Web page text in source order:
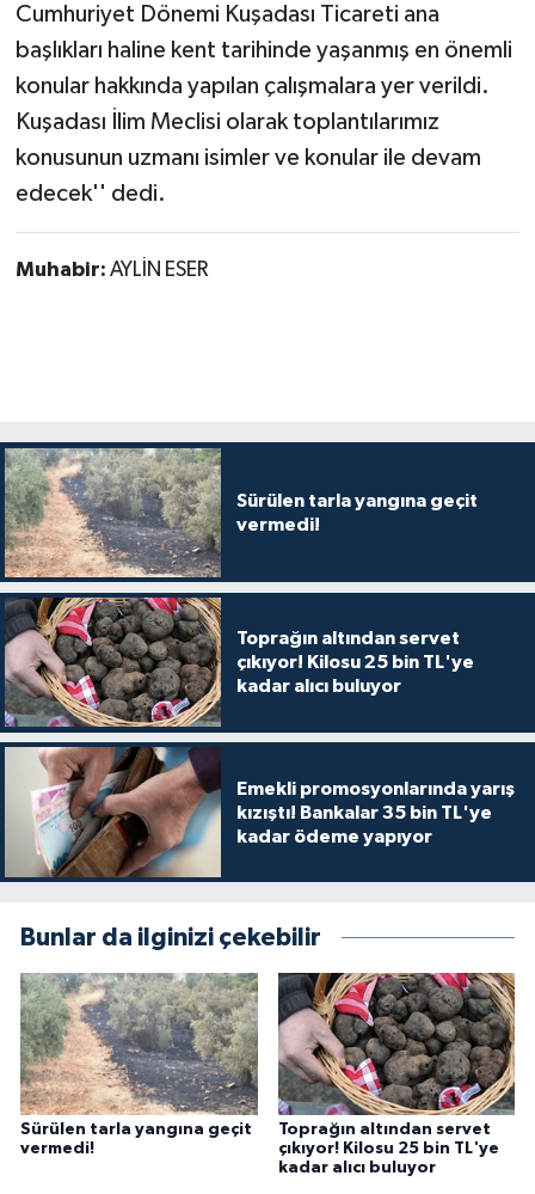
Cumhuriyet Dönemi Kuşadası Ticareti ana
başlıkları haline kent tarihinde yaşanmış en önemli
konular hakkında yapılan çalışmalara yer verildi.
Kuşadası İlim Meclisi olarak toplantılarımız
konusunun uzmanı isimler ve konular ile devam
edecek'' dedi.
Muhabir: AYLİN ESER
Sürülen tarla yangına geçit
vermedi!
Toprağın altından servet
çıkıyor! Kilosu 25 bin TL'ye
kadar alıcı buluyor
Emekli promosyonlarında yarış
kızıştı! Bankalar 35 bin TL'ye
kadar ödeme yapıyor
Bunlar da ilginizi çekebilir
Sürülen tarla yangına geçit
vermedi!
Toprağın altından servet
çıkıyor! Kilosu 25 bin TL'ye
kadar alıcı buluyor